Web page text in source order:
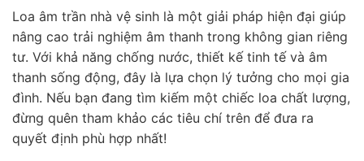
Loa âm trần nhà vệ sinh là một giải pháp hiện đại giúp
nâng cao trải nghiệm âm thanh trong không gian riêng
tư. Với khả năng chống nước, thiết kế tinh tế và âm
thanh sống động, đây là lựa chọn lý tưởng cho mọi gia
đình. Nếu bạn đang tìm kiếm một chiếc loa chất lượng,
đừng quên tham khảo các tiêu chí trên để đưa ra
quyết định phù hợp nhất!